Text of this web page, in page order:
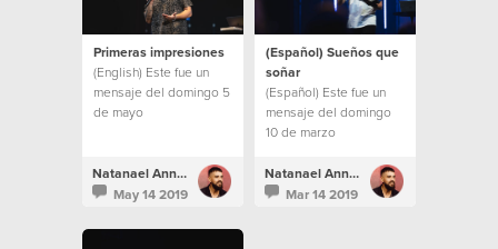
Primeras impresiones
(English) Este fue un
mensaje del domingo 5
de mayo
Natanael Annacondia
May 14 2019
(Español) Sueños que
soñar
(Español) Este fue un
mensaje del domingo
10 de marzo
Natanael Annacondia
Mar 14 2019